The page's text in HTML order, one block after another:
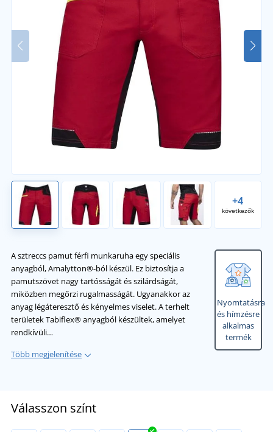
+4
következők
A sztreccs pamut férfi munkaruha egy speciális
anyagból, Amalytton®-ból készül. Ez biztosítja a
pamutszövet nagy tartósságát és szilárdságát,
miközben megőrzi rugalmasságát. Ugyanakkor az
anyag légáteresztő és kényelmes viselet. A terhelt
területek Tabiflex® anyagból készültek, amelyet
rendkívüli…
Több megjelenítése
Nyomtatásra
és hímzésre
alkalmas
termék
Válasszon színt